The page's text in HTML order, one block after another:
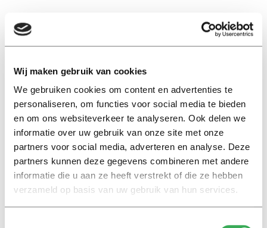
Wij maken gebruik van cookies
We gebruiken cookies om content en advertenties te
personaliseren, om functies voor social media te bieden
en om ons websiteverkeer te analyseren. Ook delen we
informatie over uw gebruik van onze site met onze
partners voor social media, adverteren en analyse. Deze
partners kunnen deze gegevens combineren met andere
informatie die u aan ze heeft verstrekt of die ze hebben
verzameld op basis van uw gebruik van hun services.
EN
Marjolein Faber
Achtergrond
‘Een noodwet is bedoeld voor
noodsituaties,’ zegt hoogleraar
staatsrecht Ingrid Leijten over
asielcrisis
17 oktober 2024